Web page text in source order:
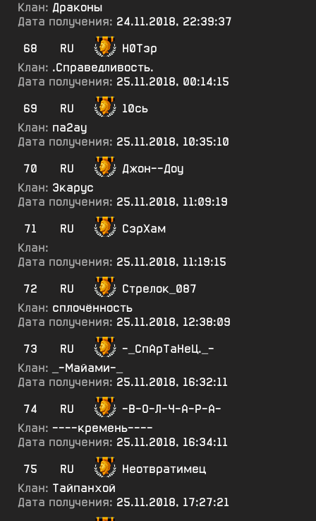
Клан: Драконы
Дата получения: 24.11.2018, 22:39:37
68
RU
Н0Тэр
Клан: .Справедливость.
Дата получения: 25.11.2018, 00:14:15
69
RU
10сь
Клан: па2ау
Дата получения: 25.11.2018, 10:35:10
70
RU
Джон--Доу
Клан: Экарус
Дата получения: 25.11.2018, 11:09:19
71
RU
СэрХам
Клан:
Дата получения: 25.11.2018, 11:19:15
72
RU
Стрелок_087
Клан: сплочённость
Дата получения: 25.11.2018, 12:38:09
73
RU
-_СпАрТаНеЦ._-
Клан:
_-Майами-_
Дата получения: 25.11.2018, 16:32:11
74
RU
-В-О-Л-Ч-А-Р-А-
Клан: ----кремень----
Дата получения: 25.11.2018, 16:34:11
75
RU
Неотвратимец
Клан: Тайпанхой
Дата получения: 25.11.2018, 17:27:21